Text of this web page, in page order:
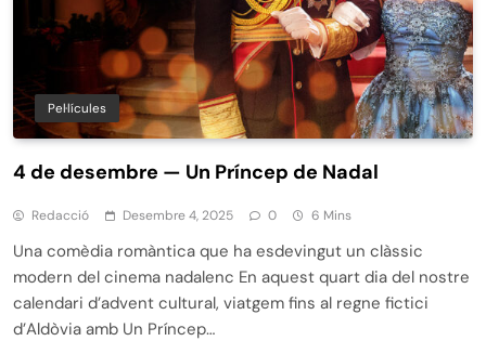
Pel·lícules
4 de desembre — Un Príncep de Nadal
Redacció Desembre 4, 2025 0 6 Mins
Una comèdia romàntica que ha esdevingut un clàssic
modern del cinema nadalenc En aquest quart dia del nostre
calendari d’advent cultural, viatgem fins al regne fictici
d’Aldòvia amb Un Príncep…